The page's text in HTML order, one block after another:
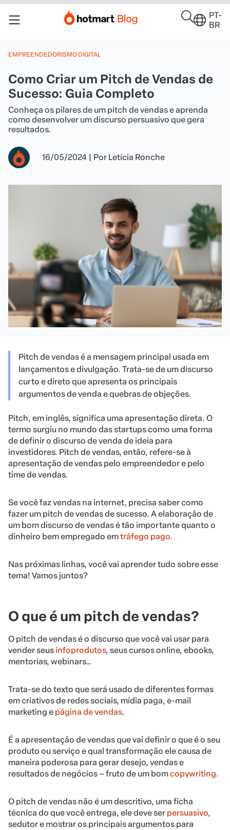
PT-
BR
EMPREENDEDORISMO DIGITAL
Como Criar um Pitch de Vendas de
Sucesso: Guia Completo
Conheça os pilares de um pitch de vendas e aprenda
como desenvolver um discurso persuasivo que gera
resultados.
16/05/2024 | Por Letícia Ronche
Pitch de vendas é a mensagem principal usada em
lançamentos e divulgação. Trata-se de um discurso
curto e direto que apresenta os principais
argumentos de venda e quebras de objeções.
Pitch, em inglês, significa uma apresentação direta. O
termo surgiu no mundo das startups como uma forma
de definir o discurso de venda de ideia para
investidores. Pitch de vendas, então, refere-se à
apresentação de vendas pelo empreendedor e pelo
time de vendas.
Se você faz vendas na internet, precisa saber como
fazer um pitch de vendas de sucesso. A elaboração de
um bom discurso de vendas é tão importante quanto o
dinheiro bem empregado emtráfego pago.
Nas próximas linhas, você vai aprender tudo sobre esse
tema! Vamos juntos?
O que é um pitch de vendas?
O pitch de vendas é o discurso que você vai usar para
vender seus infoprodutos, seus cursos online, ebooks,
mentorias, webinars…
Trata-se do texto que será usado de diferentes formas
em criativos de redes sociais, mídia paga, e-mail
marketing e página de vendas.
É a apresentação de vendas que vai definir o que é o seu
produto ou serviço e qual transformação ele causa de
maneira poderosa para gerar desejo, vendas e
resultados de negócios – fruto de um bomcopywriting.
O pitch de vendas não é um descritivo, uma ficha
técnica do que você entrega, ele deve ser persuasivo,
sedutor e mostrar os principais argumentos para